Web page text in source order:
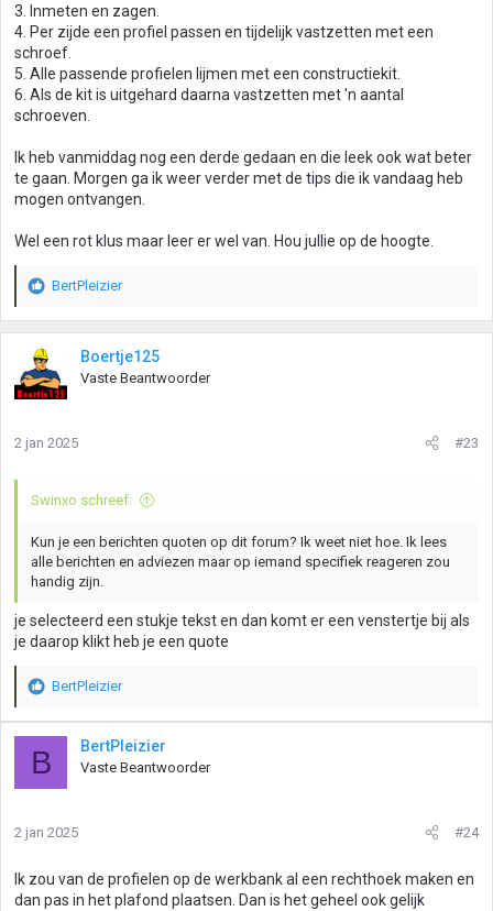
3. Inmeten en zagen.
4. Per zijde een profiel passen en tijdelijk vastzetten met een
schroef.
5. Alle passende profielen lijmen met een constructiekit.
6. Als de kit is uitgehard daarna vastzetten met 'n aantal
schroeven.
Ik heb vanmiddag nog een derde gedaan en die leek ook wat beter
te gaan. Morgen ga ik weer verder met de tips die ik vandaag heb
mogen ontvangen.
Wel een rot klus maar leer er wel van. Hou jullie op de hoogte.
W
a
d
e
n
e
BertPleizier
Boertje125
Vaste Beantwoorder
2 jan 2025 #23
Swinxo schreef:
Kun je een berichten quoten op dit forum? Ik weet niet hoe. Ik lees
alle berichten en adviezen maar op iemand specifiek reageren zou
handig zijn.
je selecteerd een stukje tekst en dan komt er een venstertje bij als
je daarop klikt heb je een quote
W
a
d
e
i
g
BertPleizier
B BertPleizier
Vaste Beantwoorder
2 jan 2025 #24
Ik zou van de profielen op de werkbank al een rechthoek maken en
dan pas in het plafond plaatsen. Dan is het geheel ook gelijk